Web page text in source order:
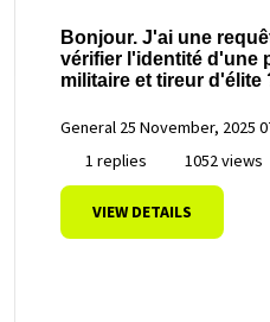
Bonjour. J'ai une
vérifier l'identité d'une
militaire et tireur d'élite
General 25 November, 2025
1 replies
1052 views
VIEW DETAILS